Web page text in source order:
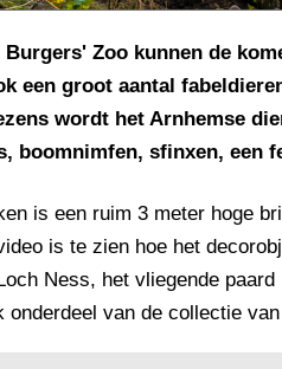
Burgers' Zoo kunnen de
een groot aantal
wordt het Arnhemse
boomnimfen, sfinxen, een
is een ruim 3 meter hoge
is te zien hoe het
Ness, het vliegende
onderdeel van de collectie